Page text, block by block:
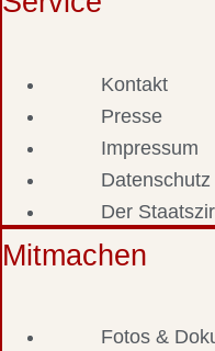
Kontakt
Presse
Impressum
Datenschutz
Der
Mitmachen
Fotos &